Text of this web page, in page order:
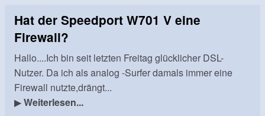
Hat der Speedport W701 V eine
Firewall?
Hallo....Ich bin seit letzten Freitag glücklicher DSL-
Nutzer. Da ich als analog -Surfer damals immer eine
Firewall nutzte,drängt...
▶Weiterlesen...